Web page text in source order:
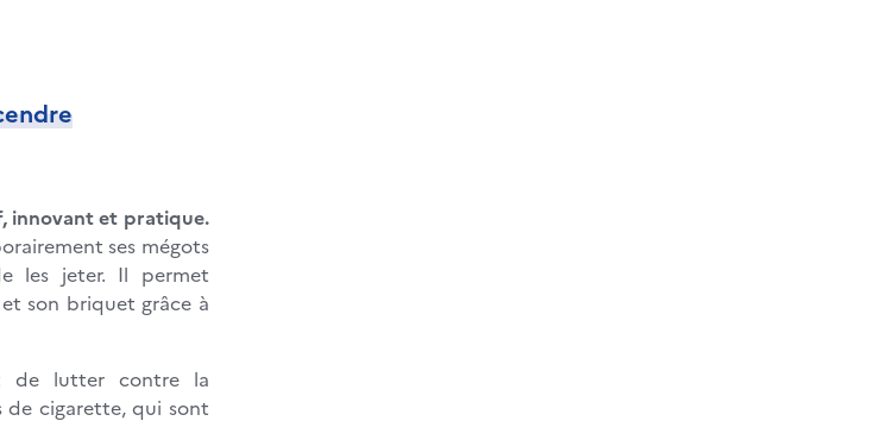
innovant et pratique.
ses mégots
les jeter. Il permet
son briquet grâce à
de lutter contre la
de cigarette, qui sont